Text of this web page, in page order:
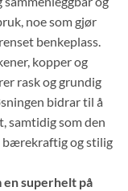
noe som gjør
benkeplass.
kopper og
rask og grundig
bidrar til å
samtidig som den
bærekraftig og stilig
superhelt på